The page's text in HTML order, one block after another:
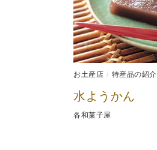
お土産店 特産品の紹介
水ようかん
各和菓子屋